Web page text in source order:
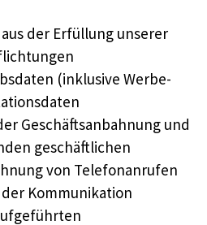
der Erfüllung unserer
(inklusive Werbe-
Geschäftsanbahnung und
geschäftlichen
von Telefonanrufen
Kommunikation